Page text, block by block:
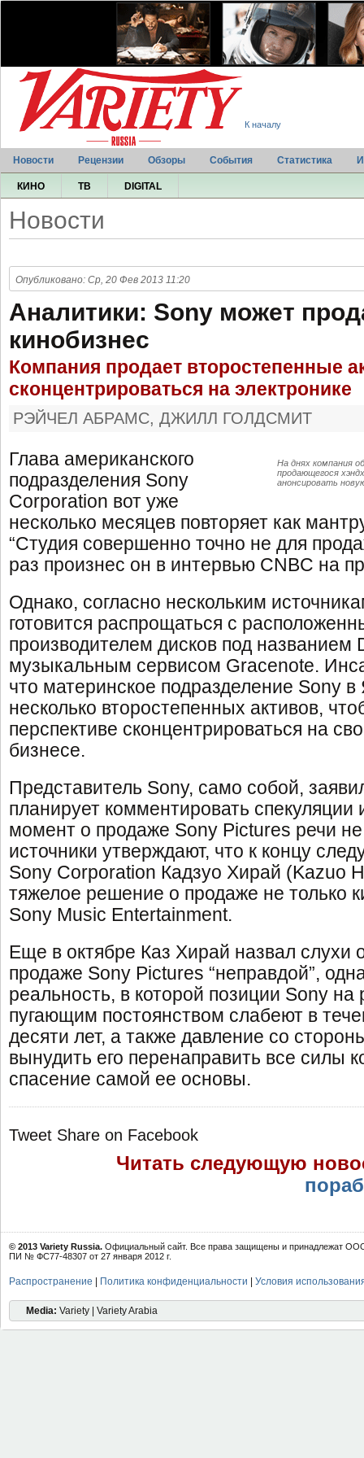
К началу
Новости Рецензии Обзоры События Статистика
КИНО ТВ DIGITAL
Новости
Опубликовано: Ср, 20 Фев 2013 11:20
Аналитики: Sony может
кинобизнес
Компания продает второстепенные
сконцентрироваться на электронике
РЭЙЧЕЛ АБРАМС, ДЖИЛЛ ГОЛДСМИТ
На днях компания
продающегося
анонсировать
Глава американского
подразделения Sony
Corporation вот уже
несколько месяцев повторяет как
“Студия совершенно точно не для
раз произнес он в интервью CNBC на
Однако, согласно нескольким
готовится распрощаться с
производителем дисков под названием
музыкальным сервисом Gracenote.
что материнское подразделение Sony
несколько второстепенных активов,
перспективе сконцентрироваться на
бизнесе.
Представитель Sony, само собой,
планирует комментировать
момент о продаже Sony Pictures речи
источники утверждают, что к концу
Sony Corporation Кадзуо Хирай (Kazuo
тяжелое решение о продаже не только
Sony Music Entertainment.
Еще в октябре Каз Хирай назвал слухи
продаже Sony Pictures “неправдой”,
реальность, в которой позиции Sony на
пугающим постоянством слабеют в
десяти лет, а также давление со
вынудить его перенаправить все силы
спасение самой ее основы.
Tweet Share on Facebook
Читать следующую
© 2013 Variety Russia. Официальный сайт. Все права защищены и принадлежат
ПИ № ФС77-48307 от 27 января 2012 г.
Распространение Политика конфиденциальности Условия
Media: Variety | Variety Arabia